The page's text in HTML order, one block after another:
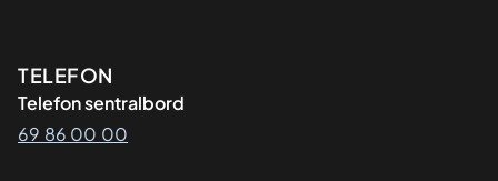
Kontaktinformasjon
TELEFON
Telefon sentralbord
69 86 00 00